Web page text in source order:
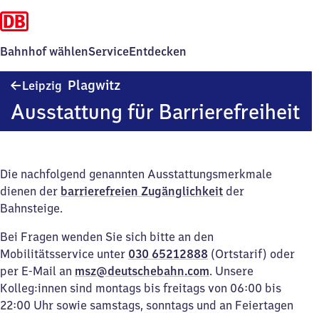
Bahnhof wählenServiceEntdecken
Leipzig Plagwitz
Ausstattung für Barrierefreiheit
Die nachfolgend genannten Ausstattungsmerkmale
dienen der barrierefreien Zugänglichkeit der
Bahnsteige.
Bei Fragen wenden Sie sich bitte an den
Mobilitätsservice unter 030 65212888 (Ortstarif) oder
per E-Mail an msz@deutschebahn.com. Unsere
Kolleg:innen sind montags bis freitags von 06:00 bis
22:00 Uhr sowie samstags, sonntags und an Feiertagen